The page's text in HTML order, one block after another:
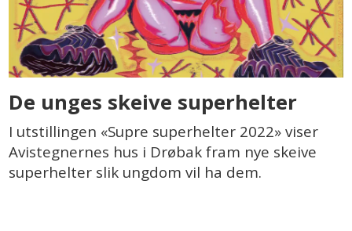
De unges skeive superhelter
I utstillingen «Supre superhelter 2022» viser
Avistegnernes hus i Drøbak fram nye skeive
superhelter slik ungdom vil ha dem.